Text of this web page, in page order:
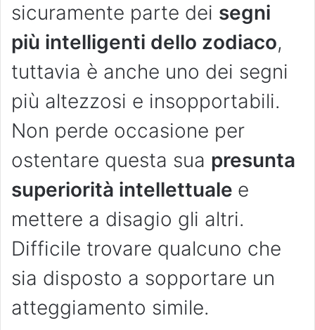
sicuramente parte dei segni
più intelligenti dello zodiaco,
tuttavia è anche uno dei segni
più altezzosi e insopportabili.
Non perde occasione per
ostentare questa sua presunta
superiorità intellettuale e
mettere a disagio gli altri.
Difficile trovare qualcuno che
sia disposto a sopportare un
atteggiamento simile.